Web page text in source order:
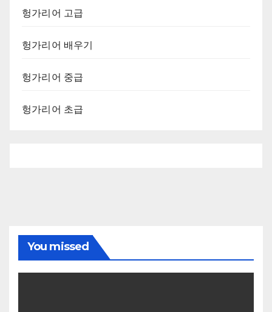
헝가리어 고급
헝가리어 배우기
헝가리어 중급
헝가리어 초급
You missed